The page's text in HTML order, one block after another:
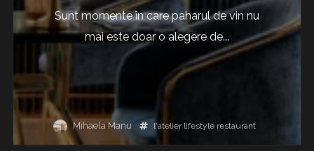
Sunt momente în care paharul de vin nu
mai este doar o alegere de...
Mihaela Manu l'atelier lifestyle restaurant